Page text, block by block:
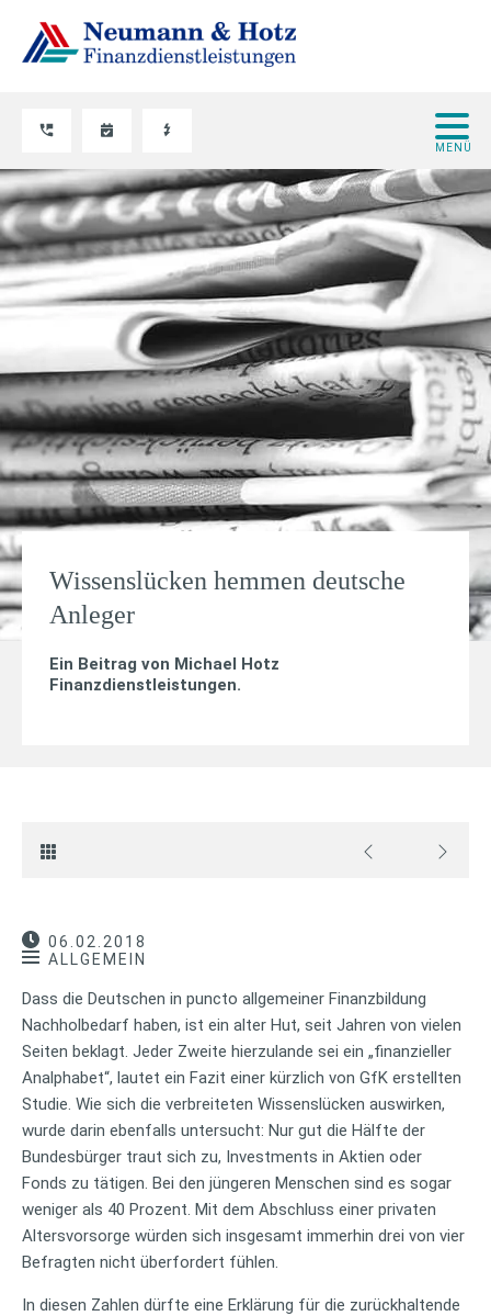
Wissenslücken hemmen deutsche
Anleger
Ein Beitrag von Michael Hotz
Finanzdienstleistungen.
06.02.2018
ALLGEMEIN
Dass die Deutschen in puncto allgemeiner Finanzbildung
Nachholbedarf haben, ist ein alter Hut, seit Jahren von vielen
Seiten beklagt. Jeder Zweite hierzulande sei ein „finanzieller
Analphabet“, lautet ein Fazit einer kürzlich von GfK erstellten
Studie. Wie sich die verbreiteten Wissenslücken auswirken,
wurde darin ebenfalls untersucht: Nur gut die Hälfte der
Bundesbürger traut sich zu, Investments in Aktien oder
Fonds zu tätigen. Bei den jüngeren Menschen sind es sogar
weniger als 40 Prozent. Mit dem Abschluss einer privaten
Altersvorsorge würden sich insgesamt immerhin drei von vier
Befragten nicht überfordert fühlen.
In diesen Zahlen dürfte eine Erklärung für die zurückhaltende